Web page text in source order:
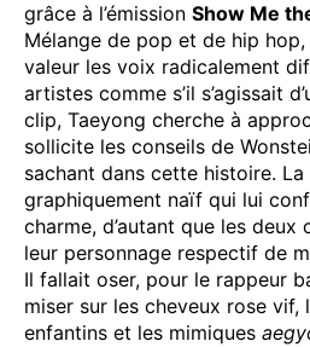
grâce à l’émission Show Me
Mélange de pop et de hip hop,
valeur les voix radicalement
artistes comme s’il s’agissait
clip, Taeyong cherche à
sollicite les conseils de
sachant dans cette histoire.
graphiquement naïf qui lui
charme, d’autant que les
leur personnage respectif de
Il fallait oser, pour le rappeur
miser sur les cheveux rose vif,
enfantins et les mimiques